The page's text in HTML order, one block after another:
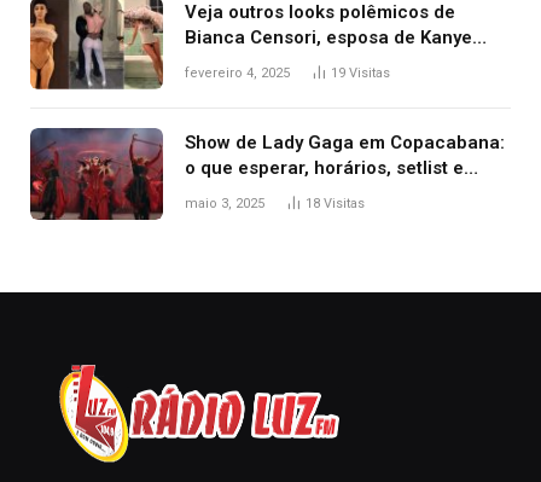
Veja outros looks polêmicos de
Bianca Censori, esposa de Kanye
West que apareceu nua no Grammy
fevereiro 4, 2025 19 Visitas
Show de Lady Gaga em Copacabana:
o que esperar, horários, setlist e
onde assistir
maio 3, 2025 18 Visitas